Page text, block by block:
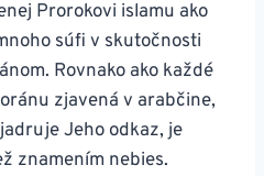
Prorokovi islamu ako
súfi v skutočnosti
Rovnako ako každé
zjavená v arabčine,
Jeho odkaz, je
znamením nebies.